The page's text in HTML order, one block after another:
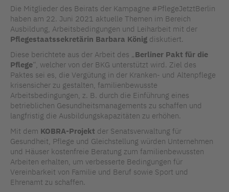
Die Mitglieder des Beirats der Kampagne #PflegeJetztBerlin
haben am 22. Juni 2021 aktuelle Themen im Bereich
Ausbildung, Arbeitsbedingungen und Leiharbeit mit der
Pflegestaatssekretärin Barbara König diskutiert.
Diese berichtete aus der Arbeit des „Berliner Pakt für die
Pflege“, welcher von der BKG unterstützt wird. Ziel des
Paktes sei es, die Vergütung in der Kranken- und Altenpflege
krisensicher zu gestalten, familienbewusste
Arbeitsbedingungen, z. B. durch die Einführung eines
betrieblichen Gesundheitsmanagements zu schaffen und
langfristig die Ausbildungskapazitäten zu erhöhen.
Mit dem KOBRA-Projekt der Senatsverwaltung für
Gesundheit, Pflege und Gleichstellung würden Unternehmen
und Häuser kostenfreie Beratung zum familienbewussten
Arbeiten erhalten, um verbesserte Bedingungen für
Vereinbarkeit von Familie und Beruf sowie Sport und
Ehrenamt zu schaffen.